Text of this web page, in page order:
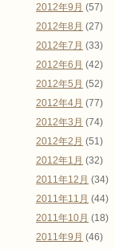
2012年9月 (57)
2012年8月 (27)
2012年7月 (33)
2012年6月 (42)
2012年5月 (52)
2012年4月 (77)
2012年3月 (74)
2012年2月 (51)
2012年1月 (32)
2011年12月 (34)
2011年11月 (44)
2011年10月 (18)
2011年9月 (46)